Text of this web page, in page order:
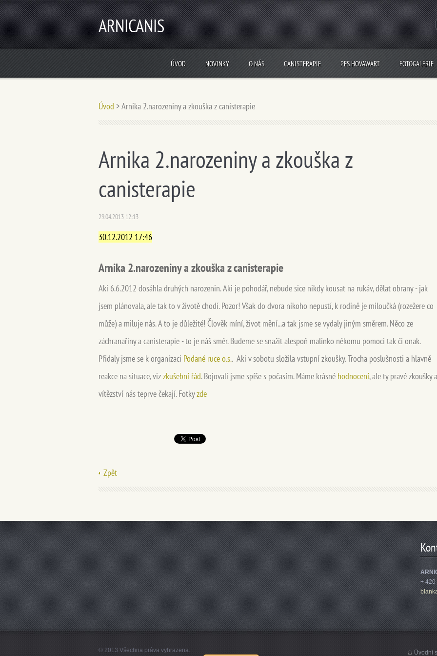
ARNICANIS
ÚVOD NOVINKY O NÁS CANISTERAPIE PES HOVAWART FOTOGALERIE
Úvod >Arnika 2.narozeniny a zkouška z canisterapie
Arnika 2.narozeniny a zkouška z
canisterapie
29.04.2013 12:13
30.12.2012 17:46
Arnika 2.narozeniny a zkouška z canisterapie
Aki 6.6.2012 dosáhla druhých narozenin. Aki je pohodář, nebude sice nikdy kousat na rukáv, dělat obrany - jak
jsem plánovala, ale tak to v životě chodí. Pozor! Však do dvora nikoho nepustí, k rodině je miloučká (rozežere co
může) a miluje nás. A to je důležité! Člověk míní, život mění...a tak jsme se vydaly jiným směrem. Něco ze
záchranařiny a canisterapie - to je náš směr. Budeme se snažit alespoň malinko někomu pomoci tak či onak.
Přidaly jsme se k organizaci Podané ruce o.s.. Aki v sobotu složila vstupní zkoušky. Trocha poslušnosti a hlavně
reakce na situace, vizzkušební řád. Bojovali jsme spíše s počasím. Máme krásné hodnocení, ale ty pravé zkoušky a
vítězství nás teprve čekají. Fotkyzde
Zpět
+ 420
© 2013 Všechna práva vyhrazena. Úvodní